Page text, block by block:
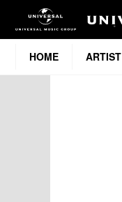
HOME ARTIST